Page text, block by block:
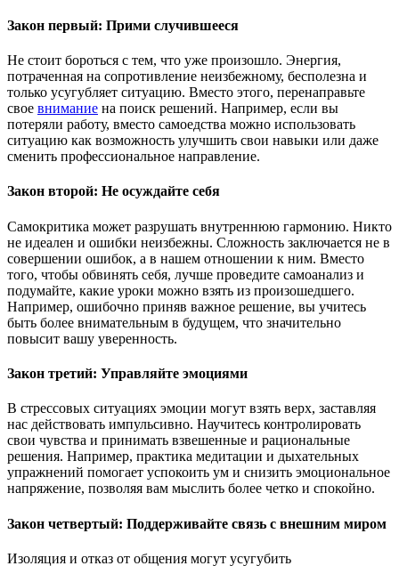
Закон первый: Прими случившееся
Не стоит бороться с тем, что уже произошло. Энергия,
потраченная на сопротивление неизбежному, бесполезна и
только усугубляет ситуацию. Вместо этого, перенаправьте
свое внимание на поиск решений. Например, если вы
потеряли работу, вместо самоедства можно использовать
ситуацию как возможность улучшить свои навыки или даже
сменить профессиональное направление.
Закон второй: Не осуждайте себя
Самокритика может разрушать внутреннюю гармонию. Никто
не идеален и ошибки неизбежны. Сложность заключается не в
совершении ошибок, а в нашем отношении к ним. Вместо
того, чтобы обвинять себя, лучше проведите самоанализ и
подумайте, какие уроки можно взять из произошедшего.
Например, ошибочно приняв важное решение, вы учитесь
быть более внимательным в будущем, что значительно
повысит вашу уверенность.
Закон третий: Управляйте эмоциями
В стрессовых ситуациях эмоции могут взять верх, заставляя
нас действовать импульсивно. Научитесь контролировать
свои чувства и принимать взвешенные и рациональные
решения. Например, практика медитации и дыхательных
упражнений помогает успокоить ум и снизить эмоциональное
напряжение, позволяя вам мыслить более четко и спокойно.
Закон четвертый: Поддерживайте связь с внешним миром
Изоляция и отказ от общения могут усугубить